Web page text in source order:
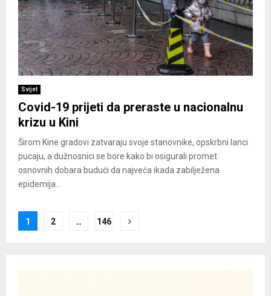
Svijet
Covid-19 prijeti da preraste u nacionalnu
krizu u Kini
Širom Kine gradovi zatvaraju svoje stanovnike, opskrbni lanci
pucaju, a dužnosnici se bore kako bi osigurali promet
osnovnih dobara budući da najveća ikada zabilježena
epidemija...
Posts
1 2 … 146